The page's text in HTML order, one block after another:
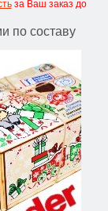
за Ваш заказ до
по составу